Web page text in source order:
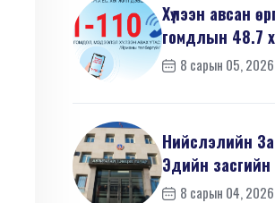
Хүлээн авсан
гомдлын 48.7
хэргийн
8 сарын 05, 2026
Нийслэлийн
Эдийн
бүтцийн
8 сарын 04, 2026